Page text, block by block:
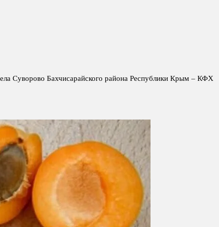
Суворово Бахчисарайского района Республики Крым – КФХ